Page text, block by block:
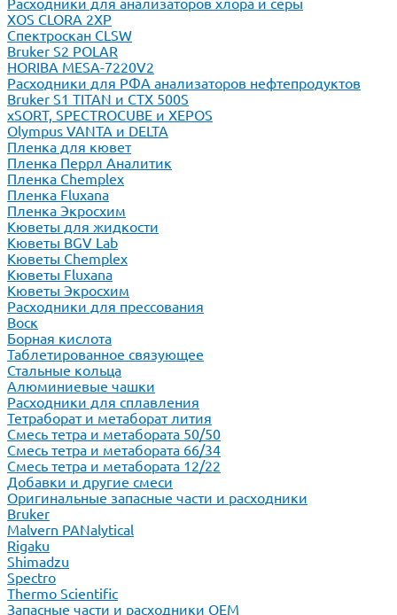
Расходники для анализаторов хлора и серы
XOS CLORA 2XP
Спектроскан CLSW
Bruker S2 POLAR
HORIBA MESA-7220V2
Расходники для РФА анализаторов нефтепродуктов
Bruker S1 TITAN и CTX 500S
xSORT, SPECTROCUBE и XEPOS
Olympus VANTA и DELTA
Пленка для кювет
Пленка Перрл Аналитик
Пленка Chemplex
Пленка Fluxana
Пленка Экросхим
Кюветы для жидкости
Кюветы BGV Lab
Кюветы Chemplex
Кюветы Fluxana
Кюветы Экросхим
Расходники для прессования
Воск
Борная кислота
Таблетированное связующее
Стальные кольца
Алюминиевые чашки
Расходники для сплавления
Тетраборат и метаборат лития
Смесь тетра и метабората 50/50
Смесь тетра и метабората 66/34
Смесь тетра и метабората 12/22
Добавки и другие смеси
Оригинальные запасные части и расходники
Bruker
Malvern PANalytical
Rigaku
Shimadzu
Spectro
Thermo Scientific
Запасные части и расходники ОЕМ